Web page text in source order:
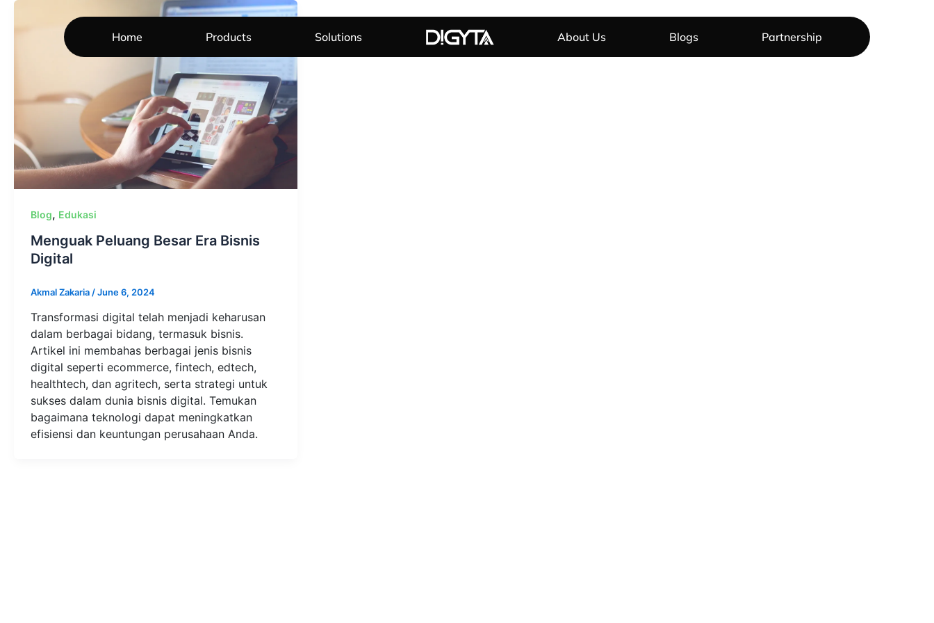
Home Products Solutions About Us Blogs Partnership
Blog, Edukasi
Menguak Peluang Besar Era Bisnis
Digital
Akmal Zakaria /June 6, 2024
Transformasi digital telah menjadi keharusan
dalam berbagai bidang, termasuk bisnis.
Artikel ini membahas berbagai jenis bisnis
digital seperti ecommerce, fintech, edtech,
healthtech, dan agritech, serta strategi untuk
sukses dalam dunia bisnis digital. Temukan
bagaimana teknologi dapat meningkatkan
efisiensi dan keuntungan perusahaan Anda.